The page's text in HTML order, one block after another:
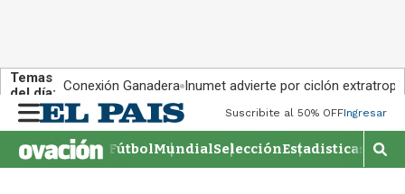
Temas
del día: Conexión Ganadera Inumet advierte por ciclón
n
u
Suscribite al 50% OFFIngresar
FútbolMundialSelecciónEstadisticas
M
o